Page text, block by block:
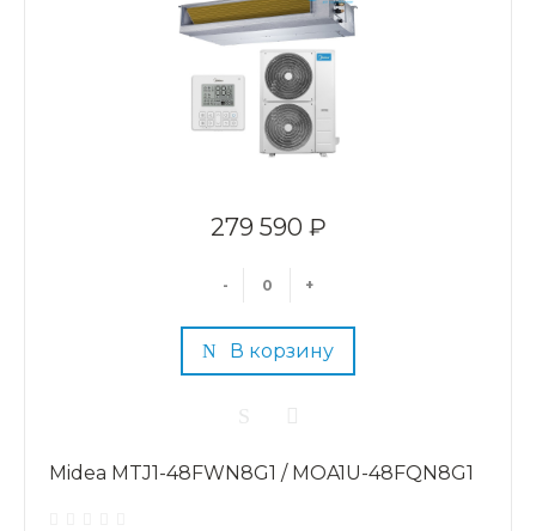
279 590 ₽
- +
В корзину
Midea MTJ1-48FWN8G1 / MOA1U-48FQN8G1